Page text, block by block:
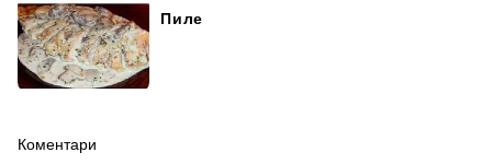
Пиле
Коментари